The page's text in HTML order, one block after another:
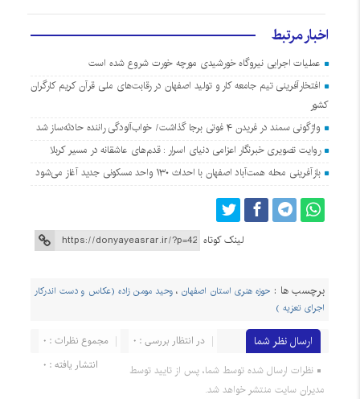
اخبار مرتبط
عملیات اجرایی نیروگاه خورشیدی مورچه خورت شروع شده است
افتخارآفرینی تیم جامعه کار و تولید اصفهان در رقابت‌های ملی قرآن کریم کارگران
کشور
واژگونی سمند در فریدن ۴ فوتی برجا گذاشت/ خواب‌آلودگی راننده حادثه‌ساز شد
روایت تصویری خبرنگار اعزامی دنیای اسرار : قدم‌های عاشقانه در مسیر کربلا
بازآفرینی محله همت‌آباد اصفهان با احداث ۱۳۰ واحد مسکونی جدید آغاز می‌شود
لینک کوتاه
برچسب ها : حوزه هنری استان اصفهان،وحید مومن زاده (عکاس و دست اندرکار
اجرای تعزیه )
ارسال نظر شما مجموع نظرات : 0
در انتظار بررسی : 0
انتشار یافته : 0
نظرات ارسال شده توسط شما، پس از تایید توسط
مدیران سایت منتشر خواهد شد.